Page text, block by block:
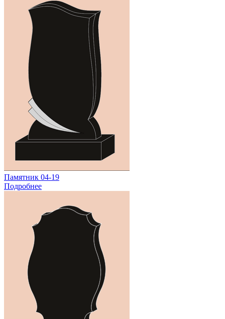
Памятник 04-19
Подробнее